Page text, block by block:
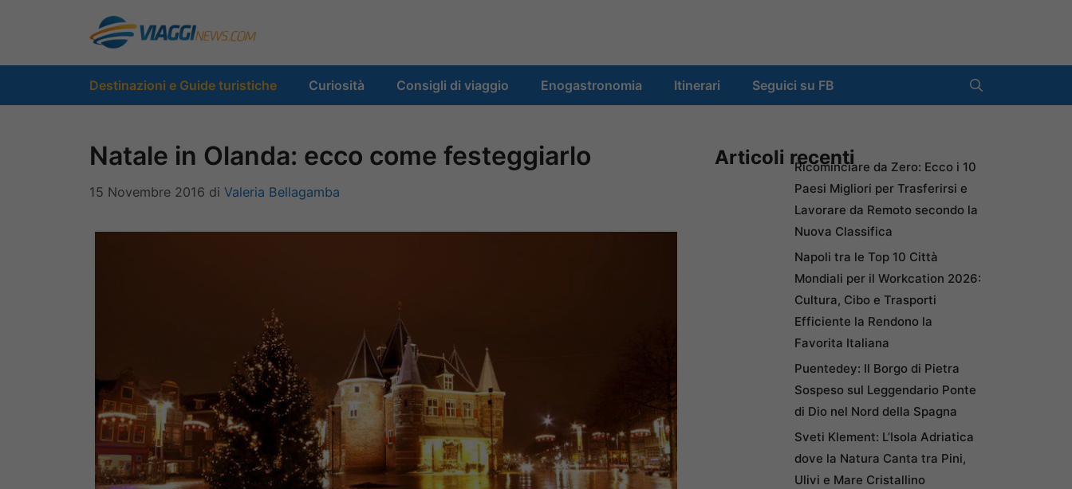
contenuto
Destinazioni e Guide turistiche Curiosità Consigli di viaggio Enogastronomia Itinerari Seguici su FB
Natale in Olanda: ecco come festeggiarlo
15 Novembre 2016 di Valeria Bellagamba
Articoli recentiRicominciare da Zero: Ecco i 10
Paesi Migliori per Trasferirsi e
Lavorare da Remoto secondo la
Nuova Classifica
Napoli tra le Top 10 Città
Mondiali per il Workcation 2026:
Cultura, Cibo e Trasporti
Efficiente la Rendono la
Favorita Italiana
Puentedey: Il Borgo di Pietra
Sospeso sul Leggendario Ponte
di Dio nel Nord della Spagna
Sveti Klement: L’Isola Adriatica
dove la Natura Canta tra Pini,
Ulivi e Mare Cristallino